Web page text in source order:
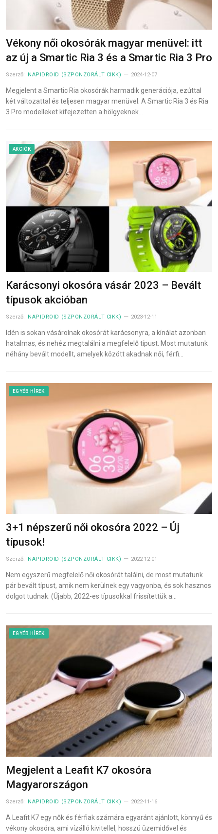
Vékony női okosórák magyar menüvel: itt
az új a Smartic Ria 3 és a Smartic Ria 3 Pro
Szerző: NAPIDROID (SZPONZORÁLT CIKK) 2024-12-07
Megjelent a Smartic Ria okosórák harmadik generációja, ezúttal
két változattal és teljesen magyar menüvel. A Smartic Ria 3 és Ria
3 Pro modelleket kifejezetten a hölgyeknek…
AKCIÓK
Karácsonyi okosóra vásár 2023 – Bevált
típusok akcióban
Szerző: NAPIDROID (SZPONZORÁLT CIKK) 2023-12-11
Idén is sokan vásárolnak okosórát karácsonyra, a kínálat azonban
hatalmas, és nehéz megtalálni a megfelelő típust. Most mutatunk
néhány bevált modellt, amelyek között akadnak női, férfi…
EGYÉB HÍREK
3+1 népszerű női okosóra 2022 – Új
típusok!
Szerző: NAPIDROID (SZPONZORÁLT CIKK) 2022-12-01
Nem egyszerű megfelelő női okosórát találni, de most mutatunk
pár bevált típust, amik nem kerülnek egy vagyonba, és sok hasznos
dolgot tudnak. (Újabb, 2022-es típusokkal frissítettük a…
EGYÉB HÍREK
Megjelent a Leafit K7 okosóra
Magyarországon
Szerző: NAPIDROID (SZPONZORÁLT CIKK) 2022-11-16
A Leafit K7 egy nők és férfiak számára egyaránt ajánlott, könnyű és
vékony okosóra, ami vízálló kivitellel, hosszú üzemidővel és